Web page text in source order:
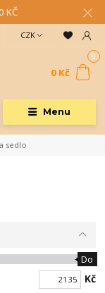
KČ
Menu
CZK
0
0 Kč
sedlo
Do
Kč